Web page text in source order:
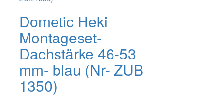
Dometic Heki
Montageset-
Dachstärke 46-53
mm- blau (Nr- ZUB
1350)